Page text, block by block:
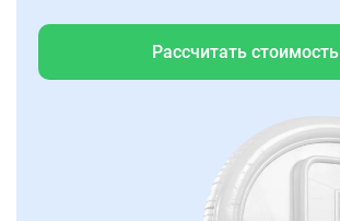
Рассчитать стоимость